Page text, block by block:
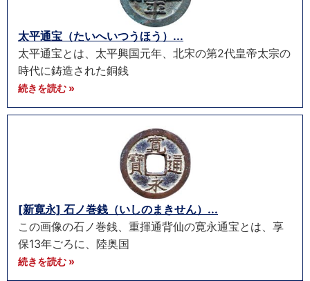
太平通宝（たいへいつうほう）...
太平通宝とは、太平興国元年、北宋の第2代皇帝太宗の
時代に鋳造された銅銭
続きを読む »
[新寛永] 石ノ巻銭（いしのまきせん）...
この画像の石ノ巻銭、重揮通背仙の寛永通宝とは、享
保13年ごろに、陸奥国
続きを読む »